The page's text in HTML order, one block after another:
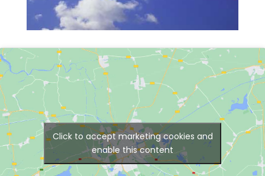
Click to accept marketing cookies and
enable this content